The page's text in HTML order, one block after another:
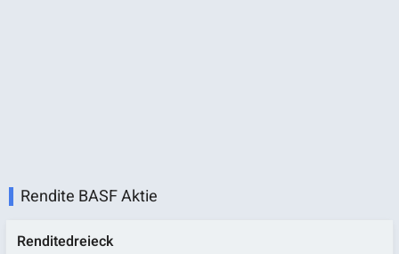
Rendite BASF Aktie
Renditedreieck